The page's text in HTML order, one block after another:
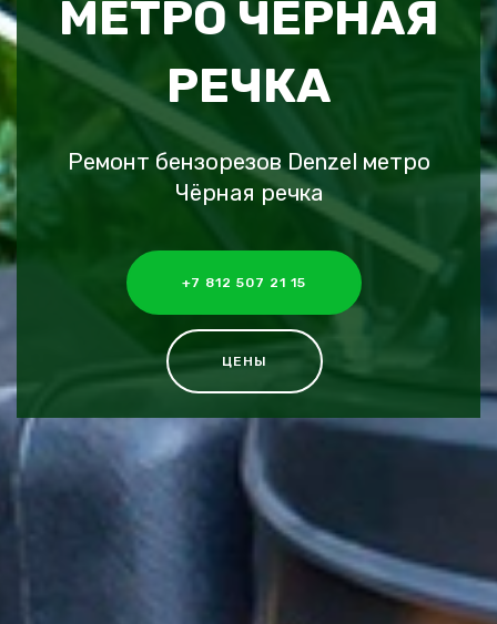
МЕТРО ЧЁРНАЯ
РЕЧКА
Ремонт бензорезов Denzel метро
Чёрная речка
+7 812 507 21 15
ЦЕНЫ